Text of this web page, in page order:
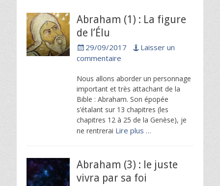
Abraham (1) : La figure
de l’Élu
Posted29/09/2017
Laisser un
commentaire
Nous allons aborder un personnage
important et très attachant de la
Bible : Abraham. Son épopée
s’étalant sur 13 chapitres (les
chapitres 12 à 25 de la Genèse), je
ne rentrerai Lire plus …
Abraham (3) : le juste
vivra par sa foi